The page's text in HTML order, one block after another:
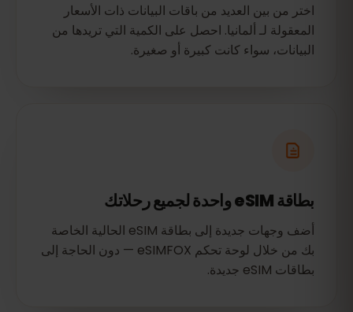
اختر من بين العديد من باقات البيانات ذات الأسعار
المعقولة لـ ألمانيا. احصل على الكمية التي تريدها من
البيانات، سواء كانت كبيرة أو صغيرة.
بطاقة eSIM واحدة لجميع رحلاتك
أضف وجهات جديدة إلى بطاقة eSIM الحالية الخاصة
بك من خلال لوحة تحكم eSIMFOX — دون الحاجة إلى
بطاقات eSIM جديدة.